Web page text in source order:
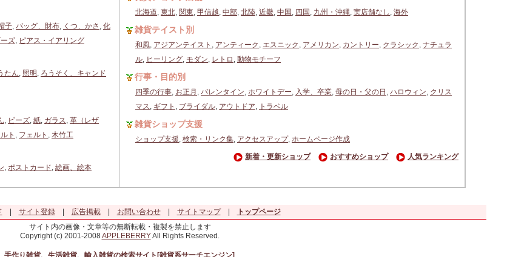
子, バッグ、財布, くつ、かさ , 化
ーズ, ピアス・イアリング
たん, 照明 , ろうそく、キャンド
, ビーズ, 紙, ガラス, 革（レザ
ト , フェルト , 木竹工
, ポストカード, 絵画、絵本
北海道, 東北, 関東, 甲信越, 中部, 北陸, 近畿, 中国 , 四国 , 九州・沖縄, 実店舗なし , 海外
雑貨テイスト別
和風, アジアンテイスト , アンティーク , エスニック , アメリカン, カントリー, クラシック , ナチュラ
ル, ヒーリング, モダン, レトロ , 動物モチーフ
行事・目的別
四季の行事, お正月 , バレンタイン, ホワイトデー, 入学、卒業, 母の日・父の日 , ハロウィン, クリス
マス, ギフト , ブライダル, アウトドア, トラベル
雑貨ショップ支援
ショップ支援, 検索・リンク集, アクセスアップ, ホームページ作成
新着・更新ショップ おすすめショップ 人気ランキング
サイト登録| 広告掲載| お問い合わせ| サイトマップ|
トップページ
サイト内の画像・文章等の無断転載・複製を禁止します
Copyright (c) 2001-2008APPLEBERRYAll Rights Reserved.
手作り雑貨、生活雑貨、輸入雑貨の検索サイト[雑貨系サーチエンジン]